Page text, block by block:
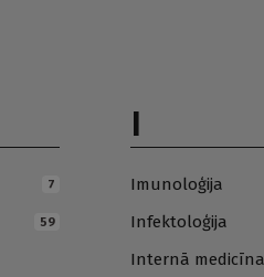
7
59
I
Imunoloģija
Infektoloģija
Internā medicīna